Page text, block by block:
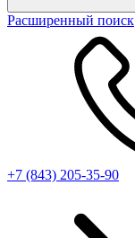
Расширенный поиск
+7 (843) 205-35-90